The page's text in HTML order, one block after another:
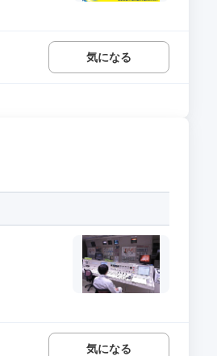
気になる
気になる